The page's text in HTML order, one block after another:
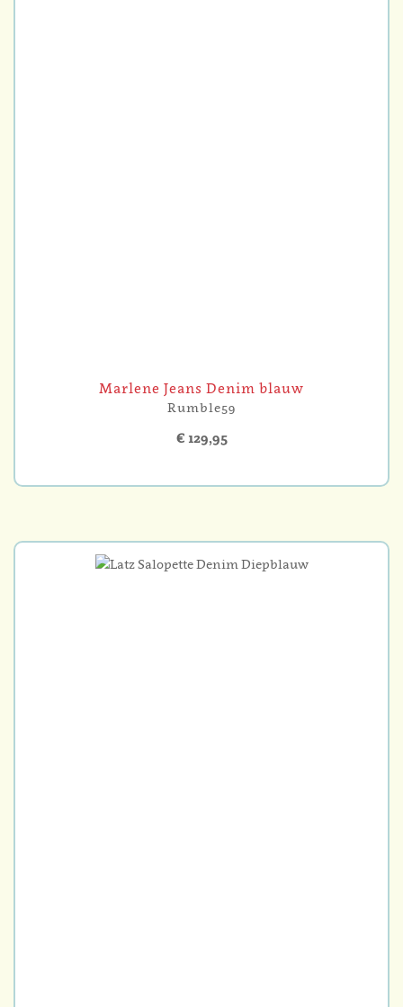
Marlene Jeans Denim blauw
Rumble59
€ 129,95